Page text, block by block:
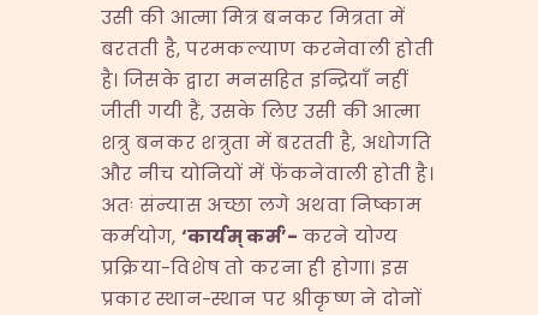
उसी की आत्मा मित्र बनकर मित्रता में
बरतती है, परमकल्याण करनेवाली होती
है। जिसके द्वारा मनसहित इन्द्रियाँ नहीं
जीती गयी हैं, उसके लिए उसी की आत्मा
शत्रु बनकर शत्रुता में बरतती है, अधोगति
और नीच योनियों में फेंकनेवाली होती है।
अतः संन्यास अच्छा लगे अथवा निष्काम
कर्मयोग, ‘कार्यम् कर्म’- करने योग्य
प्रक्रिया-विशेष तो करना ही होगा। इस
प्रकार स्थान-स्थान पर श्रीकृष्ण ने दोनों